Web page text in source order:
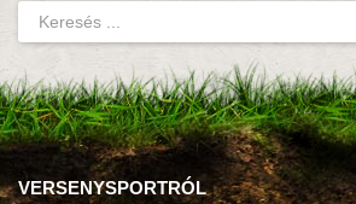
VERSENYSPORTRÓL